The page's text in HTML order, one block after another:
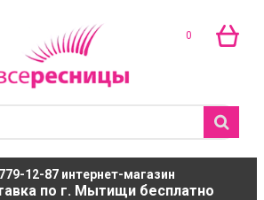
0
12-87интернет-магазин
по г. Мытищи бесплатно